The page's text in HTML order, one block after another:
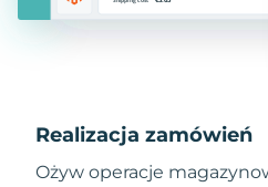
Realizacja zamówień
Ożyw operacje